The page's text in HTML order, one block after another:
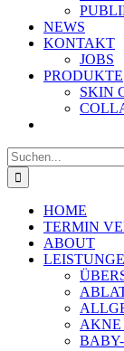
NEWS
KONTAKT
JOBS
PRODUKTE
SKIN
Suche
nach:
HOME
TERMIN
ABOUT